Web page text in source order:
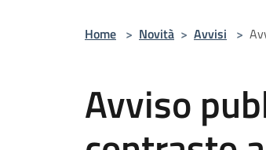
Home > Novità > Avvisi >
Avviso